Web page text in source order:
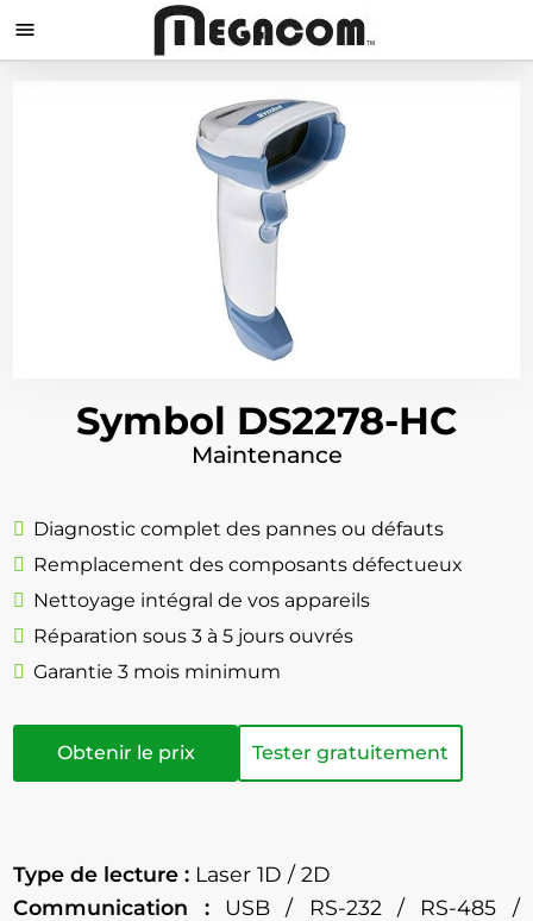

Symbol DS2278-HC
Maintenance
Diagnostic complet des pannes ou défauts
Remplacement des composants défectueux
Nettoyage intégral de vos appareils
Réparation sous 3 à 5 jours ouvrés
Garantie 3 mois minimum
Obtenir le prix Tester gratuitement
Type de lecture : Laser 1D / 2D
Communication :USB / RS-232 / RS-485 /